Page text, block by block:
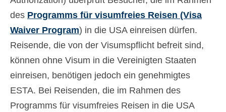
Dansk(Dänisch)
Nederlands (Niederländisch
English( Englisch)
Eesti (Estnisch)
Suomi(Finnisch)
Français(Französisch)
des Programms für visumfreies Reisen (Visa
Waiver Program) in die USA einreisen dürfen.
Reisende, die von der Visumspflicht befreit sind,
können ohne Visum in die Vereinigten Staaten
einreisen, benötigen jedoch ein genehmigtes
ESTA. Bei Reisenden, die im Rahmen des
Programms für visumfreies Reisen in die USA